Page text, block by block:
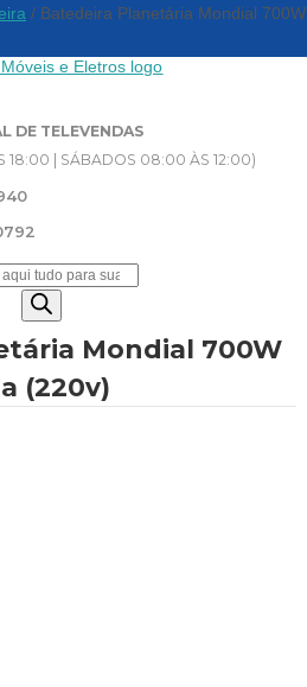
DE TELEVENDAS
18:00 | SÁBADOS 08:00 ÀS 12:00)
/ Batedeira Planetária Mondial 700W
Mondial 700W
(220v)